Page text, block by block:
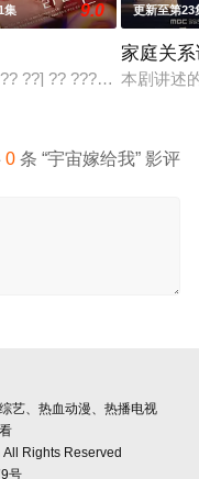
英,金惠玉,鲜于在德,尹
集 9.0
??] ?? ???? ?? ?? ???
更新至第23
家庭关
本剧讲述
0 条 “宇宙嫁给我” 影评
艺、热血动漫、热播电视
Rights Reserved
号